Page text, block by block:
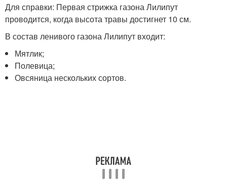
Для справки: Первая стрижка газона Лилипут
проводится, когда высота травы достигнет 10 см.
В состав ленивого газона Лилипут входит:
Мятлик;
Полевица;
Овсяница нескольких сортов.